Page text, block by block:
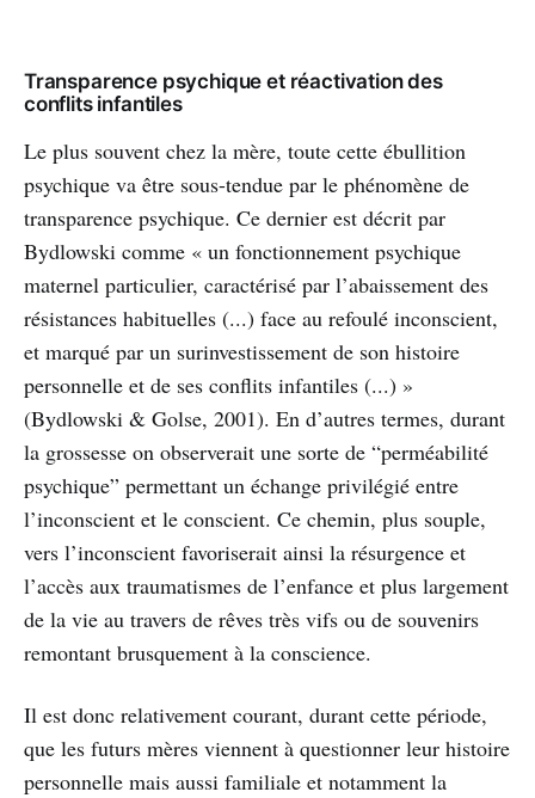
Transparence psychique et réactivation des
conflits infantiles
Le plus souvent chez la mère, toute cette ébullition
psychique va être sous-tendue par le phénomène de
transparence psychique. Ce dernier est décrit par
Bydlowski comme « un fonctionnement psychique
maternel particulier, caractérisé par l’abaissement des
résistances habituelles (...) face au refoulé inconscient,
et marqué par un surinvestissement de son histoire
personnelle et de ses conflits infantiles (...) »
(Bydlowski & Golse, 2001). En d’autres termes, durant
la grossesse on observerait une sorte de “perméabilité
psychique” permettant un échange privilégié entre
l’inconscient et le conscient. Ce chemin, plus souple,
vers l’inconscient favoriserait ainsi la résurgence et
l’accès aux traumatismes de l’enfance et plus largement
de la vie au travers de rêves très vifs ou de souvenirs
remontant brusquement à la conscience.
Il est donc relativement courant, durant cette période,
que les futurs mères viennent à questionner leur histoire
personnelle mais aussi familiale et notamment la